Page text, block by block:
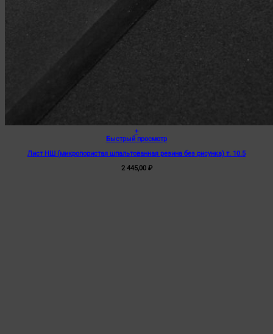
+
Быстрый просмотр
Лист НШ (микропористая шпальтованная резина без рисунка) т. 10.5
2 445,00 ₽